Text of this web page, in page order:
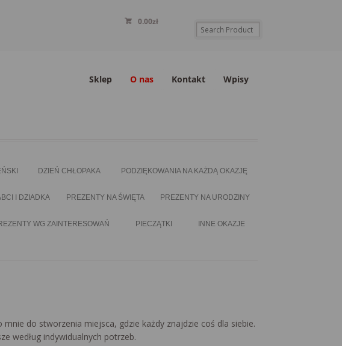
0.00zł
Sklep O nas Kontakt Wpisy
DZIEŃ CHŁOPAKA PODZIĘKOWANIA NA KAŻDĄ OKAZJĘ
I DZIADKA PREZENTY NA ŚWIĘTA PREZENTY NA URODZINY
WG ZAINTERESOWAŃ PIECZĄTKI INNE OKAZJE
do stworzenia miejsca, gdzie każdy znajdzie coś dla siebie.
według indywidualnych potrzeb.